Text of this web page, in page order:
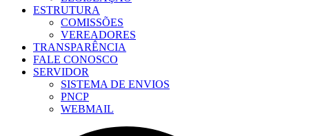
ESTRUTURA
COMISSÕES
VEREADORES
TRANSPARÊNCIA
FALE CONOSCO
SERVIDOR
SISTEMA DE ENVIOS
PNCP
WEBMAIL